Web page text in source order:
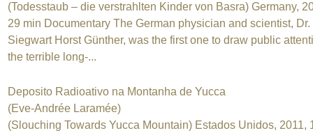
(Todesstaub – die verstrahlten Kinder von Basra) Germany,
29 min Documentary The German physician and scientist, Dr.
Siegwart Horst Günther, was the first one to draw public
the terrible long-...
Deposito Radioativo na Montanha de Yucca
(Eve-Andrée Laramée)
(Slouching Towards Yucca Mountain) Estados Unidos, 2011,